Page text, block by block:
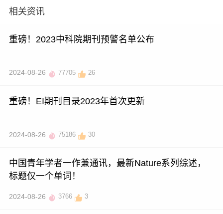
相关资讯
重磅！2023中科院期刊预警名单公布
2024-08-26 77705 26
重磅！EI期刊目录2023年首次更新
2024-08-26 75186 30
中国青年学者一作兼通讯，最新Nature系列综述，
标题仅一个单词！
2024-08-26 3766 3